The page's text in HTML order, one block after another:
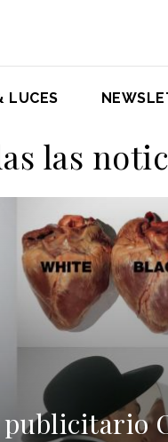
LUCES
las
publicitario